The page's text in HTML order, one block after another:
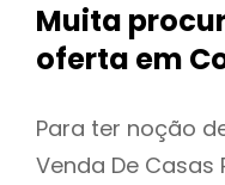
Muita
oferta em
Para ter noção
Venda De Casas